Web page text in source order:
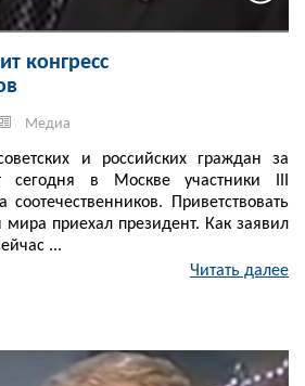
конгресс
Медиа
и российских граждан за
сегодня в Москве участники III
соотечественников. Приветствовать
мира приехал президент. Как заявил
...
Читать далее